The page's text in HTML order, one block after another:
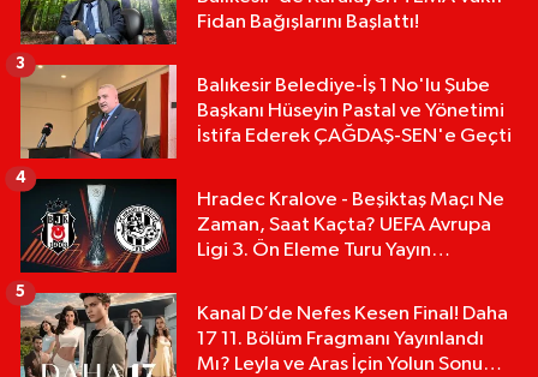
Fidan Bağışlarını Başlattı!
Balıkesir Belediye-İş 1 No'lu Şube
Başkanı Hüseyin Pastal ve Yönetimi
İstifa Ederek ÇAĞDAŞ-SEN'e Geçti
3
Hradec Kralove - Beşiktaş Maçı Ne
Zaman, Saat Kaçta? UEFA Avrupa
Ligi 3. Ön Eleme Turu Yayın
4
Kanal D’de Nefes Kesen Final! Daha
17 11. Bölüm Fragmanı Yayınlandı
Mı? Leyla ve Aras İçin Yolun Sonu
5